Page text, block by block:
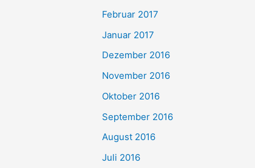
Februar 2017
Januar 2017
Dezember 2016
November 2016
Oktober 2016
September 2016
August 2016
Juli 2016